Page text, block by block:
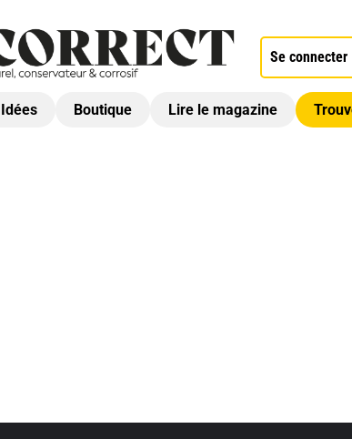
Se connecter
Idées Boutique Lire le magazine